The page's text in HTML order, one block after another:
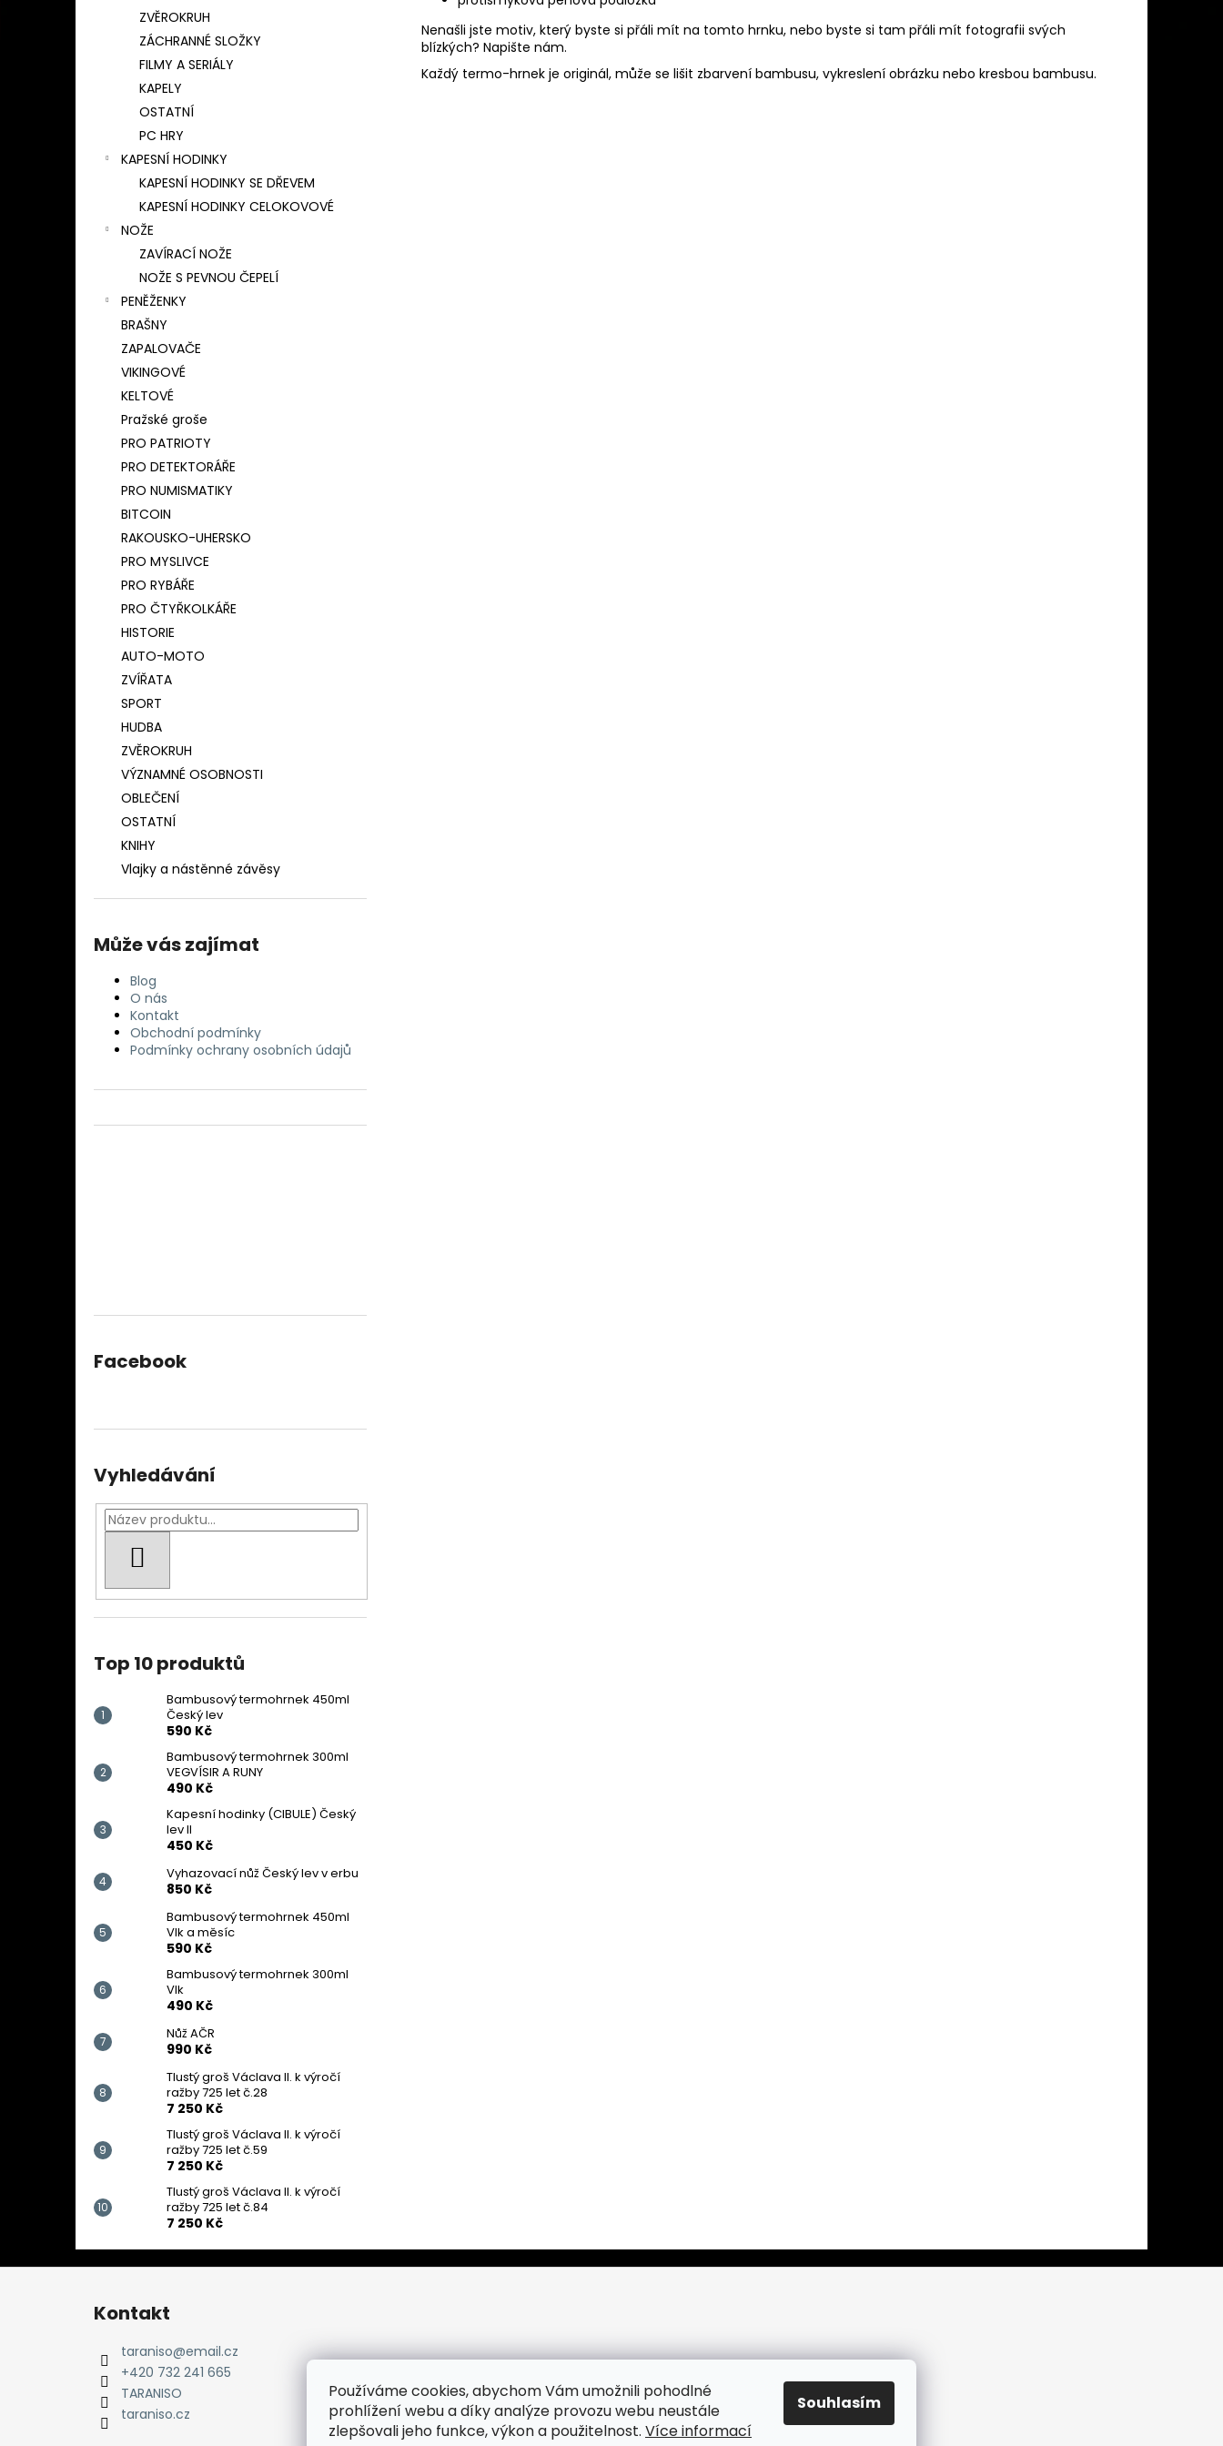
Používáme cookies, abychom Vám umožnili pohodlné
prohlížení webu a díky analýze provozu webu neustále
zlepšovali jeho funkce, výkon a použitelnost. Více informací
Souhlasím
ZVĚROKRUH
ZÁCHRANNÉ SLOŽKY
FILMY A SERIÁLY
KAPELY
OSTATNÍ
PC HRY
KAPESNÍ HODINKY
KAPESNÍ HODINKY SE DŘEVEM
KAPESNÍ HODINKY CELOKOVOVÉ
NOŽE
ZAVÍRACÍ NOŽE
NOŽE S PEVNOU ČEPELÍ
PENĚŽENKY
BRAŠNY
ZAPALOVAČE
VIKINGOVÉ
KELTOVÉ
Pražské groše
PRO PATRIOTY
PRO DETEKTORÁŘE
PRO NUMISMATIKY
BITCOIN
RAKOUSKO-UHERSKO
PRO MYSLIVCE
PRO RYBÁŘE
PRO ČTYŘKOLKÁŘE
HISTORIE
AUTO-MOTO
ZVÍŘATA
SPORT
HUDBA
ZVĚROKRUH
VÝZNAMNÉ OSOBNOSTI
OBLEČENÍ
OSTATNÍ
KNIHY
Vlajky a nástěnné závěsy
Může vás zajímat
Blog
O nás
Kontakt
Obchodní podmínky
Podmínky ochrany osobních údajů
Facebook
Vyhledávání
Top 10 produktů
Bambusový termohrnek 450ml
Český lev
590 Kč
Bambusový termohrnek 300ml
VEGVÍSIR A RUNY
490 Kč
Kapesní hodinky (CIBULE) Český
lev II
450 Kč
Vyhazovací nůž Český lev v erbu
850 Kč
Bambusový termohrnek 450ml
Vlk a měsíc
590 Kč
Bambusový termohrnek 300ml
Vlk
490 Kč
Nůž AČR
990 Kč
Tlustý groš Václava II. k výročí
ražby 725 let č.28
7 250 Kč
Tlustý groš Václava II. k výročí
ražby 725 let č.59
7 250 Kč
Tlustý groš Václava II. k výročí
ražby 725 let č.84
7 250 Kč
Nenašli jste motiv, který byste si přáli mít na tomto hrnku, nebo byste si tam přáli mít fotografii svých
blízkých? Napište nám.
Každý termo-hrnek je originál, může se lišit zbarvení bambusu, vykreslení obrázku nebo kresbou bambusu.
Z
Kontakt
taraniso@email.cz
+420 732 241 665
TARANISO
taraniso.cz